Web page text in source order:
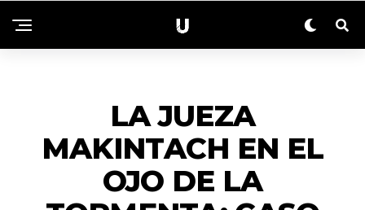
LA JUEZA
MAKINTACH EN EL
OJO DE LA